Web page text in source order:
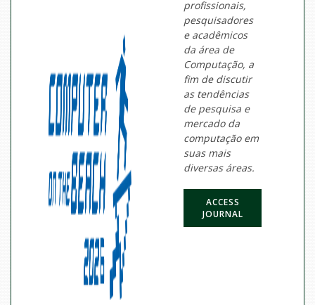
profissionais,
pesquisadores
e acadêmicos
da área de
Computação, a
fim de discutir
as tendências
de pesquisa e
mercado da
computação em
suas mais
diversas áreas.
ACCESS
JOURNAL